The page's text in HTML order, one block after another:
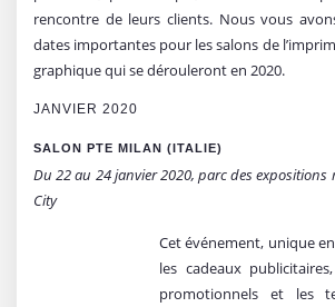
rencontre de leurs clients. Nous vous
dates importantes pour les salons de
graphique qui se dérouleront en 2020.
JANVIER 2020
SALON PTE MILAN (ITALIE)
Du 22 au 24 janvier 2020, parc des expositions
City
Cet événement, unique
les cadeaux
promotionnels et les